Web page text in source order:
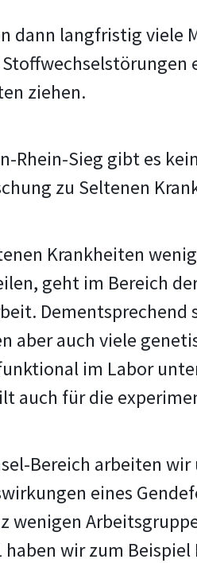
dann langfristig viele
ziehen.
Rhein-Sieg gibt es
zu Seltenen
Krankheiten
geht im Bereich
Dementsprechend
aber auch viele
im Labor
auch für die
Bereich arbeiten
eines
wenigen
wir zum